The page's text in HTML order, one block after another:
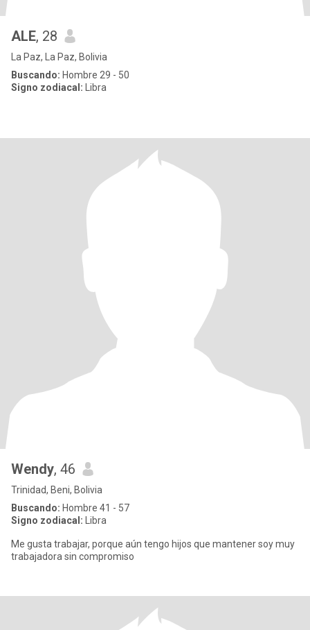
ALE, 28
La Paz, La Paz, Bolivia
Buscando: Hombre 29 - 50
Signo zodiacal: Libra
Wendy, 46
Trinidad, Beni, Bolivia
Buscando: Hombre 41 - 57
Signo zodiacal: Libra
Me gusta trabajar, porque aún tengo hijos que mantener soy muy
trabajadora sin compromiso